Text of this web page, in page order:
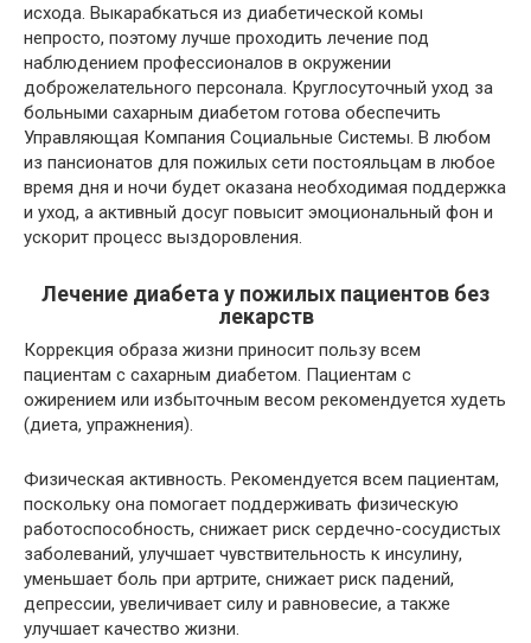
исхода. Выкарабкаться из диабетической комы
непросто, поэтому лучше проходить лечение под
наблюдением профессионалов в окружении
доброжелательного персонала. Круглосуточный уход за
больными сахарным диабетом готова обеспечить
Управляющая Компания Социальные Системы. В любом
из пансионатов для пожилых сети постояльцам в любое
время дня и ночи будет оказана необходимая поддержка
и уход, а активный досуг повысит эмоциональный фон и
ускорит процесс выздоровления.
Лечение диабета у пожилых пациентов без
лекарств
Коррекция образа жизни приносит пользу всем
пациентам с сахарным диабетом. Пациентам с
ожирением или избыточным весом рекомендуется худеть
(диета, упражнения).
Физическая активность. Рекомендуется всем пациентам,
поскольку она помогает поддерживать физическую
работоспособность, снижает риск сердечно-сосудистых
заболеваний, улучшает чувствительность к инсулину,
уменьшает боль при артрите, снижает риск падений,
депрессии, увеличивает силу и равновесие, а также
улучшает качество жизни.